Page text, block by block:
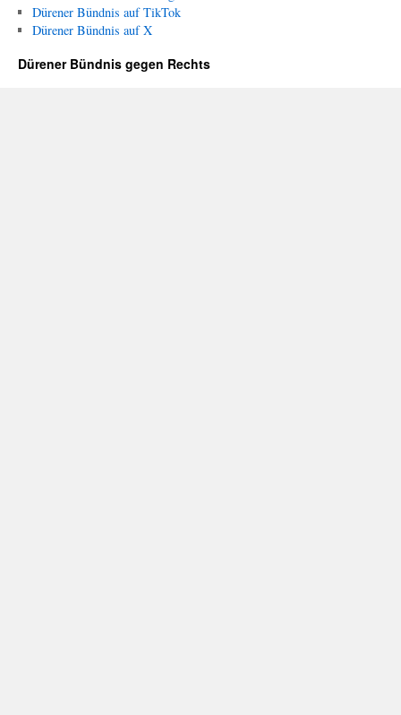
Dürener Bündnis auf TikTok
Dürener Bündnis auf X
Dürener Bündnis gegen Rechts